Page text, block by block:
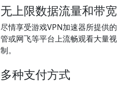
无上限数据流量和带宽
尽情享受游戏VPN加速器所提供
管或网飞等平台上流畅观看大量
制。
多种支付方式